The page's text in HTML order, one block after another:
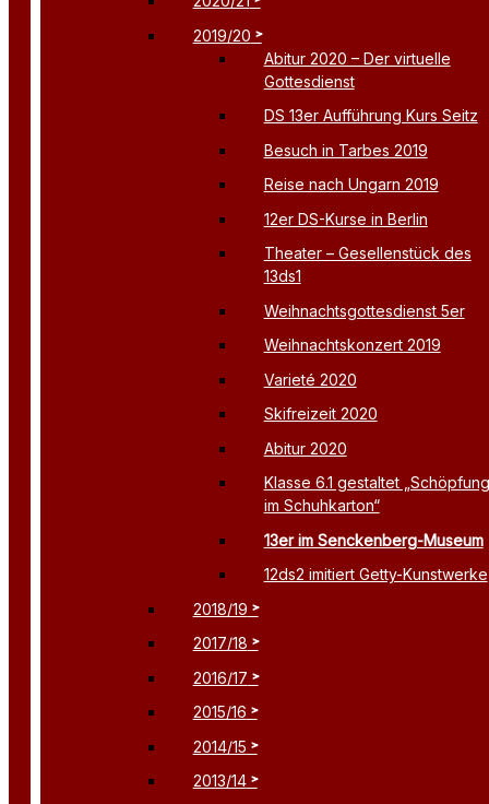
2019/20
Abitur 2020 – Der virtuelle
Gottesdienst
DS 13er Aufführung Kurs Seitz
Besuch in Tarbes 2019
Reise nach Ungarn 2019
12er DS-Kurse in Berlin
Theater – Gesellenstück des
13ds1
Weihnachtsgottesdienst 5er
Weihnachtskonzert 2019
Varieté 2020
Skifreizeit 2020
Abitur 2020
Klasse 6.1 gestaltet „Schöpfung
im Schuhkarton“
13er im Senckenberg-Museum
12ds2 imitiert Getty-Kunstwerke
2018/19
2017/18
2016/17
2015/16
2014/15
2013/14